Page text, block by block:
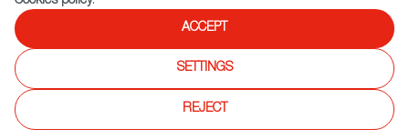
PRODEXPO 2022
ACCEPT
SETTINGS
REJECT